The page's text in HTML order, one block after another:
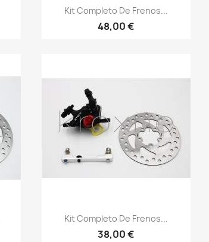
Vista rápida
Kit Completo De Frenos...
48,00 €
Vista rápida
Kit Completo De Frenos...
38,00 €